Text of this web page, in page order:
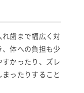
歯まで幅広く対
、体への負担も少
かったり、ズレ
ったりすること